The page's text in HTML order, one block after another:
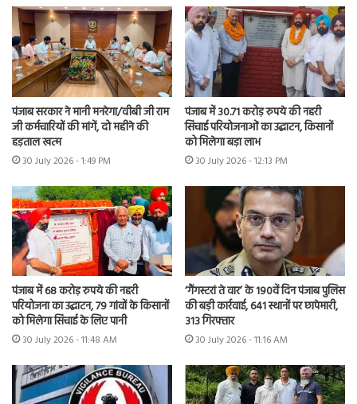
पंजाब सरकार ने मानी मनरेगा/वीबी जी राम
जी कर्मचारियों की मांगें, दो महीने की
हड़ताल खत्म
30 July 2026 - 1:49 PM
पंजाब में 30.71 करोड़ रुपये की नहरी
सिंचाई परियोजनाओं का उद्घाटन, किसानों
को मिलेगा बड़ा लाभ
30 July 2026 - 12:13 PM
पंजाब में 68 करोड़ रुपये की नहरी
परियोजना का उद्घाटन, 79 गांवों के किसानों
को मिलेगा सिंचाई के लिए पानी
30 July 2026 - 11:48 AM
‘गैंगस्टरां ते वार’ के 190वें दिन पंजाब पुलिस
की बड़ी कार्रवाई, 641 स्थानों पर छापेमारी,
313 गिरफ्तार
30 July 2026 - 11:16 AM